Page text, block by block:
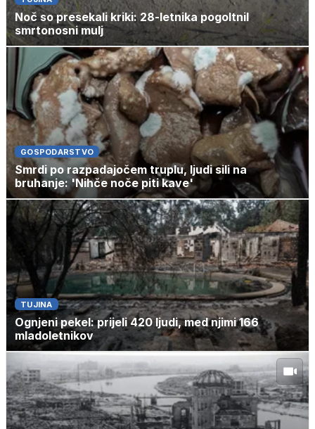
Noč so presekali kriki: 28-letnika pogoltnil
smrtonosni mulj
GOSPODARSTVO
Smrdi po razpadajočem truplu, ljudi sili na
bruhanje: 'Nihče noče piti kave'
TUJINA
Ognjeni pekel: prijeli 420 ljudi, med njimi 166
mladoletnikov